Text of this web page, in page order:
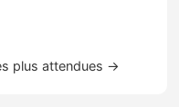
plus attendues →